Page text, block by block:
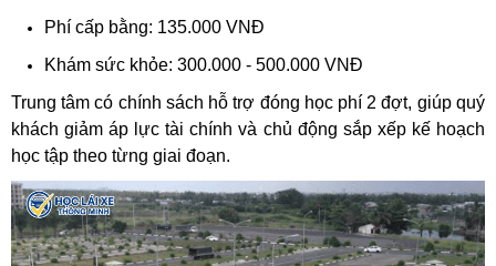
Phí cấp bằng: 135.000 VNĐ
Khám sức khỏe: 300.000 - 500.000 VNĐ
Trung tâm có chính sách hỗ trợ đóng học phí 2 đợt, giúp quý
khách giảm áp lực tài chính và chủ động sắp xếp kế hoạch
học tập theo từng giai đoạn.